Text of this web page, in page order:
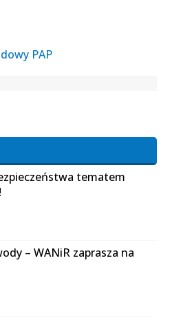
PAP
tematem
– WANiR zaprasza na